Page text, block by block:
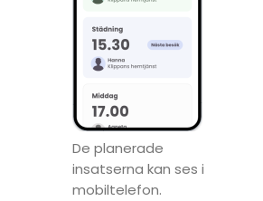
De planerade
insatserna kan ses i
mobiltelefon.